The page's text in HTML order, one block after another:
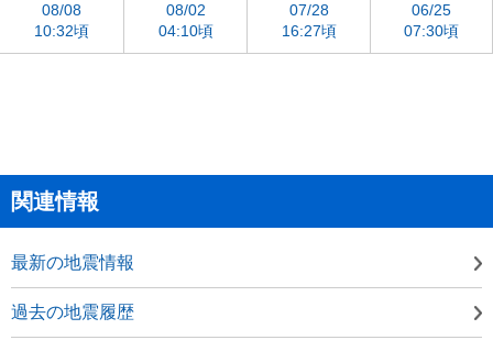
08/08
10:32頃
08/02
04:10頃
07/28
16:27頃
06/25
07:30頃
関連情報
最新の地震情報
過去の地震履歴